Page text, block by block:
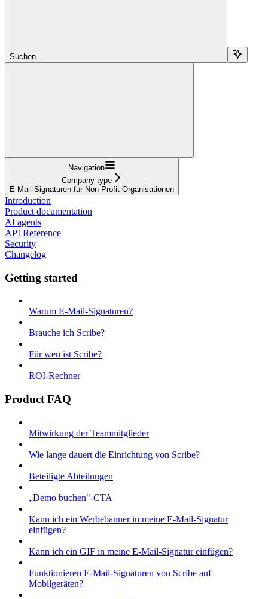
Suchen...
Navigation
Company type
E-Mail-Signaturen für Non-Profit-Organisationen
Introduction
Product documentation
AI agents
API Reference
Security
Changelog
Getting started
Warum E-Mail-Signaturen?
Brauche ich Scribe?
Für wen ist Scribe?
ROI-Rechner
Product FAQ
Mitwirkung der Teammitglieder
Wie lange dauert die Einrichtung von Scribe?
Beteiligte Abteilungen
„Demo buchen"-CTA
Kann ich ein Werbebanner in meine E-Mail-Signatur
einfügen?
Kann ich ein GIF in meine E-Mail-Signatur einfügen?
Funktionieren E-Mail-Signaturen von Scribe auf
Mobilgeräten?